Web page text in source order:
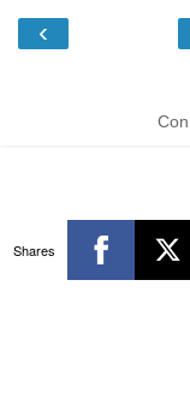
‹
Shares